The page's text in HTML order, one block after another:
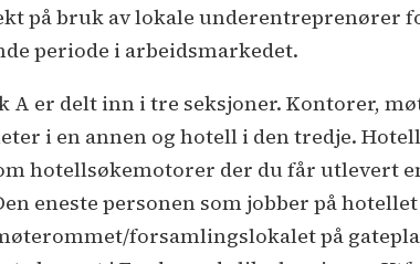
på bruk av lokale underentreprenører
periode i arbeidsmarkedet.
A er delt inn i tre seksjoner. Kontorer,
i en annen og hotell i den tredje.
hotellsøkemotorer der du får utlevert
eneste personen som jobber på
forsamlingslokalet på